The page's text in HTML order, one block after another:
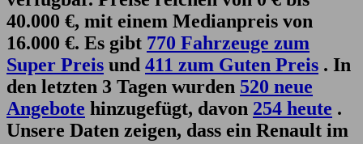
40.000 €, mit einem Medianpreis von
16.000 €. Es gibt 770 Fahrzeuge zum
Super Preis und 411 zum Guten Preis . In
den letzten 3 Tagen wurden 520 neue
Angebote hinzugefügt, davon 254 heute .
Unsere Daten zeigen, dass ein Renault im